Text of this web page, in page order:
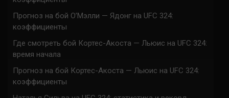
Прогноз на бой О’Мэлли — Ядонг на UFC 324:
коэффициенты
Где смотреть бой Кортес-Акоста — Льюис на UFC 324:
время начала
Прогноз на бой Кортес-Акоста — Льюис на UFC 324:
коэффициенты